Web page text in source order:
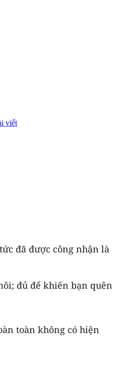
viết
đã được công nhận là
đủ để khiến bạn quên
toàn không có hiện